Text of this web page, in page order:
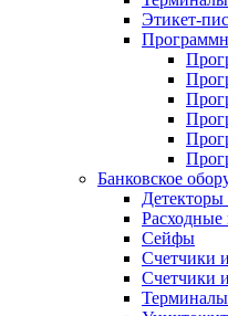
Этикет-
Банковское
Сейфы
Счетчики
Счетчики